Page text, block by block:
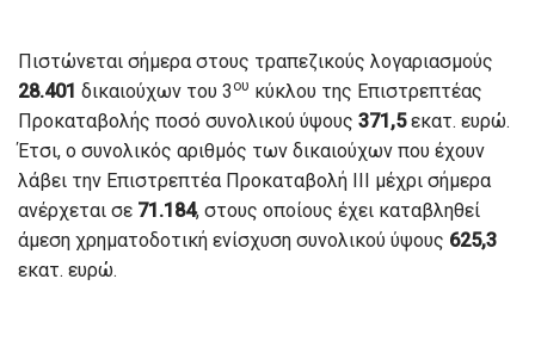
Πιστώνεται σήμερα στους τραπεζικούς λογαριασμούς
28.401 δικαιούχων του 3 ου κύκλου της Επιστρεπτέας
Προκαταβολής ποσό συνολικού ύψους 371,5εκατ. ευρώ.
Έτσι, ο συνολικός αριθμός των δικαιούχων που έχουν
λάβει την Επιστρεπτέα Προκαταβολή ΙΙΙ μέχρι σήμερα
ανέρχεται σε 71.184, στους οποίους έχει καταβληθεί
άμεση χρηματοδοτική ενίσχυση συνολικού ύψους 625,3
εκατ. ευρώ.